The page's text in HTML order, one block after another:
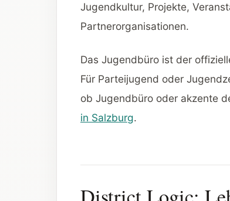
Jugendkultur, Projekte,
Partnerorganisationen.
Das Jugendbüro ist der
Für Parteijugend oder
ob Jugendbüro oder akzente
in Salzburg.